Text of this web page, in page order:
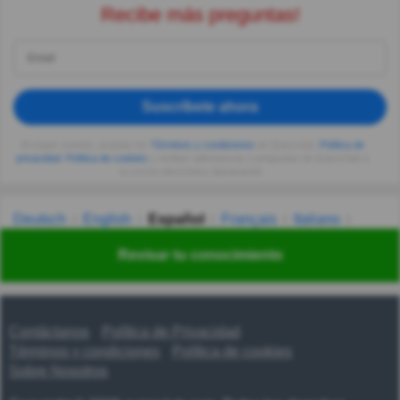
Revisar tu conocimiento
Recibe más preguntas!
Suscríbete ahora
privacidad
Deutsch English Español Français
Italiano
Українська हिन्दी 한국어 汉语
Contáctanos
Política de Privacidad
Términos y condiciones